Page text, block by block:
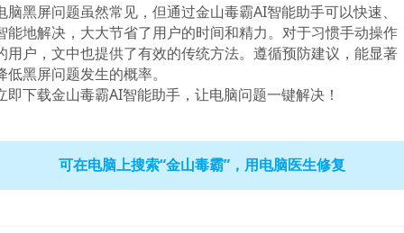
脑黑屏问题虽然常见，但通过金山毒霸AI智能助手可以快速、
能地解决，大大节省了用户的时间和精力。对于习惯手动操作
用户，文中也提供了有效的传统方法。遵循预防建议，能显著
低黑屏问题发生的概率。
即下载金山毒霸AI智能助手，让电脑问题一键解决！
可在电脑上搜索“金山毒霸”，用电脑医生修复